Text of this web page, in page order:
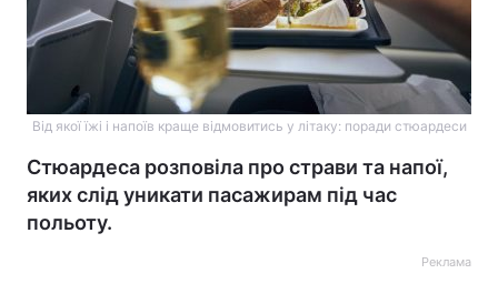
Від якої їжі і напоїв краще відмовитись у літаку: поради стюардеси
Стюардеса розповіла про страви та напої,
яких слід уникати пасажирам під час
польоту.
Реклама